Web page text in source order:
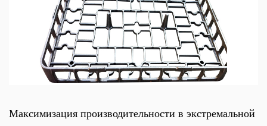
в экстремальной
Анализ дефектов и